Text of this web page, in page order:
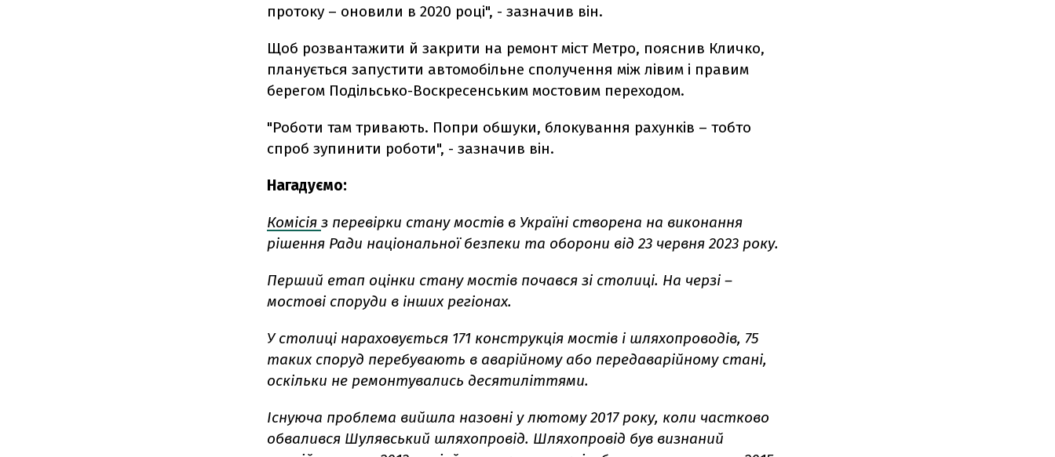
протоку – оновили в 2020 році", - зазначив він.
Щоб розвантажити й закрити на ремонт міст Метро, пояснив Кличко,
планується запустити автомобільне сполучення між лівим і правим
берегом Подільсько-Воскресенським мостовим переходом.
"Роботи там тривають. Попри обшуки, блокування рахунків – тобто
спроб зупинити роботи", - зазначив він.
Нагадуємо:
Комісія з перевірки стану мостів в Україні створена на виконання
рішення Ради національної безпеки та оборони від 23 червня 2023 року.
Перший етап оцінки стану мостів почався зі столиці. На черзі –
мостові споруди в інших регіонах.
У столиці нараховується 171 конструкція мостів і шляхопроводів, 75
таких споруд перебувають в аварійному або передаварійному стані,
оскільки не ремонтувались десятиліттями.
Існуюча проблема вийшла назовні у лютому 2017 року, коли частково
обвалився Шулявський шляхопровід. Шляхопровід був визнаний